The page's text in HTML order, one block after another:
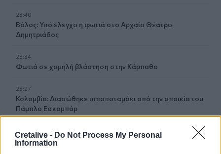
Cretalive - Do Not Process My Personal
Information
23:40
Βόλος: Υπό έλεγχο η φωτιά στο Αρχαίο Θέατρο
Δημητριάδος
23:34
Φωτιά σε χαμηλή βλάστηση στην Κάρπαθο
23:27
Κολομβία: Διασώθηκε ιπποποταμάκι από την αποικία του
Πάμπλο Εσκομπάρ
23:21
Κυψέλη: Τα δύο σενάρια που εξετάζουν οι Αρχές για τη